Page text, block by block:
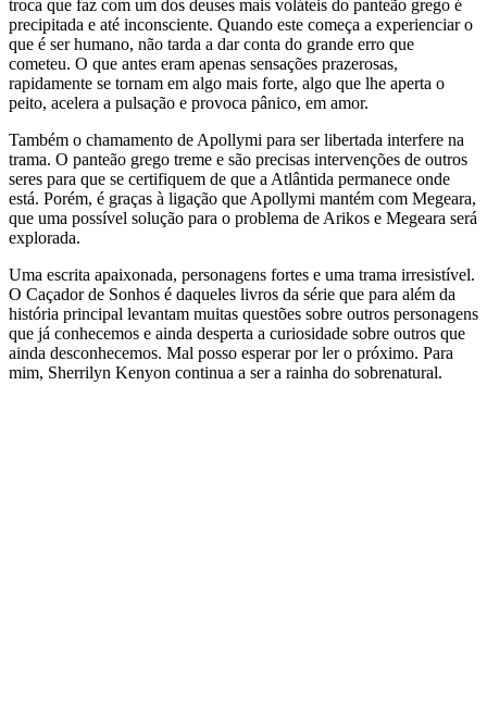
troca que faz com um dos deuses mais voláteis do panteão grego é
precipitada e até inconsciente. Quando este começa a experienciar o
que é ser humano, não tarda a dar conta do grande erro que
cometeu. O que antes eram apenas sensações prazerosas,
rapidamente se tornam em algo mais forte, algo que lhe aperta o
peito, acelera a pulsação e provoca pânico, em amor.
Também o chamamento de Apollymi para ser libertada interfere na
trama. O panteão grego treme e são precisas intervenções de outros
seres para que se certifiquem de que a Atlântida permanece onde
está. Porém, é graças à ligação que Apollymi mantém com Megeara,
que uma possível solução para o problema de Arikos e Megeara será
explorada.
Uma escrita apaixonada, personagens fortes e uma trama irresistível.
O Caçador de Sonhos é daqueles livros da série que para além da
história principal levantam muitas questões sobre outros personagens
que já conhecemos e ainda desperta a curiosidade sobre outros que
ainda desconhecemos. Mal posso esperar por ler o próximo. Para
mim, Sherrilyn Kenyon continua a ser a rainha do sobrenatural.